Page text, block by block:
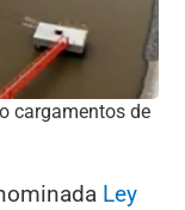
cargamentos de
Ley